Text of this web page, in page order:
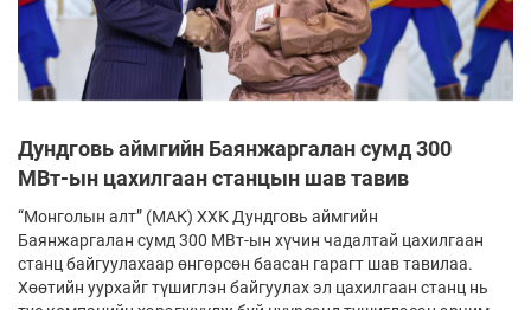
Дундговь аймгийн Баянжаргалан сумд 300
МВт-ын цахилгаан станцын шав тавив
“Монголын алт” (МАК) ХХК Дундговь аймгийн
Баянжаргалан сумд 300 МВт-ын хүчин чадалтай цахилгаан
станц байгуулахаар өнгөрсөн баасан гарагт шав тавилаа.
Хөөтийн уурхайг түшиглэн байгуулах эл цахилгаан станц нь